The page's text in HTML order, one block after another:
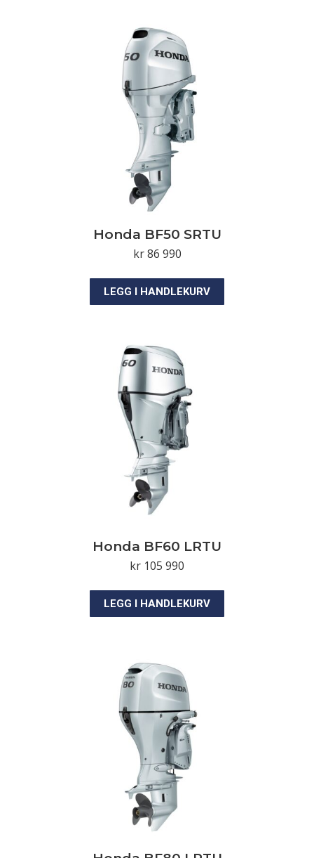
Honda BF50 SRTU
kr86 990
LEGG I HANDLEKURV
Honda BF60 LRTU
kr 105 990
LEGG I HANDLEKURV